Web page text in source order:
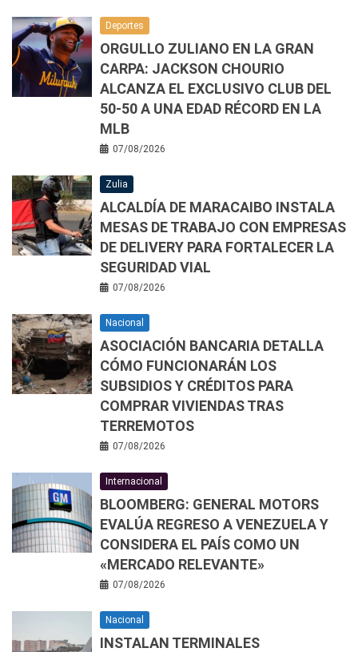
Deportes
ORGULLO ZULIANO EN LA GRAN
CARPA: JACKSON CHOURIO
ALCANZA EL EXCLUSIVO CLUB DEL
50-50 A UNA EDAD RÉCORD EN LA
MLB
07/08/2026
Zulia
ALCALDÍA DE MARACAIBO INSTALA
MESAS DE TRABAJO CON EMPRESAS
DE DELIVERY PARA FORTALECER LA
SEGURIDAD VIAL
07/08/2026
Nacional
ASOCIACIÓN BANCARIA DETALLA
CÓMO FUNCIONARÁN LOS
SUBSIDIOS Y CRÉDITOS PARA
COMPRAR VIVIENDAS TRAS
TERREMOTOS
07/08/2026
Internacional
BLOOMBERG: GENERAL MOTORS
EVALÚA REGRESO A VENEZUELA Y
CONSIDERA EL PAÍS COMO UN
«MERCADO RELEVANTE»
07/08/2026
Nacional
INSTALAN TERMINALES